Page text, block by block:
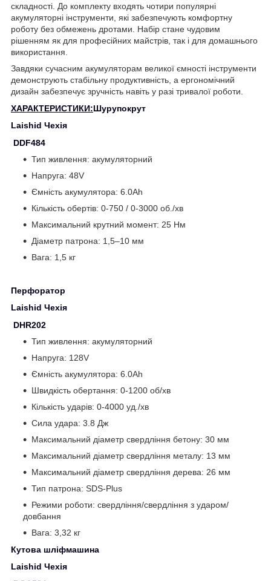
складності. До комплекту входять чотири популярні
акумуляторні інструменти, які забезпечують комфортну
роботу без обмежень дротами. Набір стане чудовим
рішенням як для професійних майстрів, так і для домашнього
використання.
Завдяки сучасним акумуляторам великої ємності інструменти
демонструють стабільну продуктивність, а ергономічний
дизайн забезпечує зручність навіть у разі тривалої роботи.
ХАРАКТЕРИСТИКИ:Шурупокрут
Laishid Чехія
DDF484
Тип живлення: акумуляторний
Напруга: 48V
Ємність акумулятора: 6.0Ah
Кількість обертів: 0-750 / 0-3000 об./хв
Максимальний крутний момент: 25 Нм
Діаметр патрона: 1,5–10 мм
Вага: 1,5 кг
Перфоратор
Laishid Чехія
DHR202
Тип живлення: акумуляторний
Напруга: 128V
Ємність акумулятора: 6.0Ah
Швидкість обертання: 0-1200 об/хв
Кількість ударів: 0-4000 уд./хв
Сила удара: 3.8 Дж
Максимальний діаметр свердління бетону: 30 мм
Максимальний діаметр свердління металу: 13 мм
Максимальний діаметр свердління дерева: 26 мм
Тип патрона: SDS-Plus
Режими роботи: свердління/свердління з ударом/
довбання
Вага: 3,32 кг
Кутова шліфмашина
Laishid Чехія